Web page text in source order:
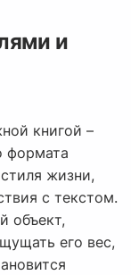
и
книгой –
формата
жизни,
с текстом.
объект,
его вес,